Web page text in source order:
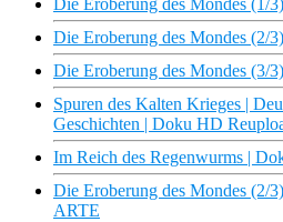
Die Eroberung des Mondes (1/
Die Eroberung des Mondes (2/
Die Eroberung des Mondes (3/
Spuren des Kalten Krieges |
Geschichten | Doku HD
Im Reich des Regenwurms |
Die Eroberung des Mondes (2/
ARTE